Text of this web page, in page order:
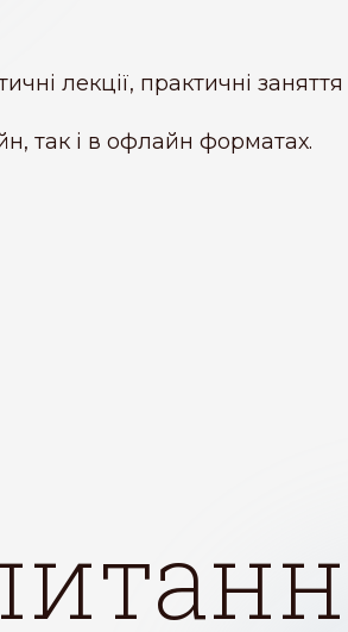
лекції, практичні
так і в офлайн форматах.